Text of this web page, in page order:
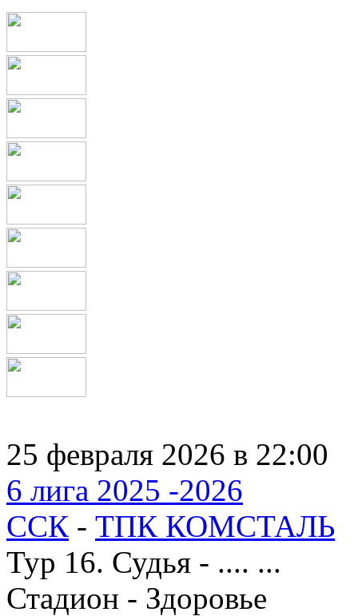
25 февраля 2026 в 22:00
6 лига 2025 -2026
ССК - ТПК КОМСТАЛЬ
Тур 16. Судья - .... ...
Стадион - Здоровье